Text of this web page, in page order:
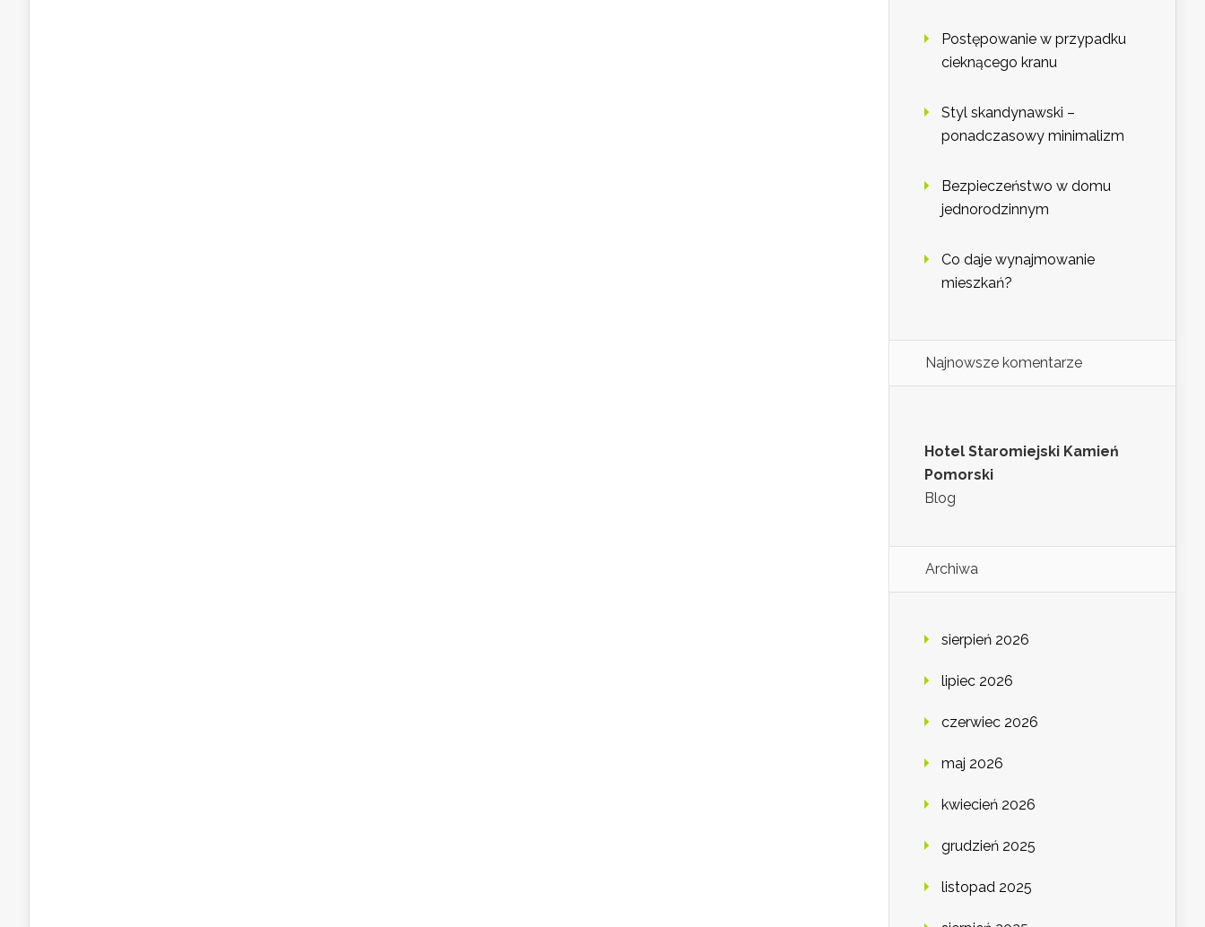
Postępowanie w przypadku
cieknącego kranu
Styl skandynawski –
ponadczasowy minimalizm
Bezpieczeństwo w domu
jednorodzinnym
Co daje wynajmowanie
mieszkań?
Najnowsze komentarze
Hotel Staromiejski Kamień
Pomorski
Blog
Archiwa
sierpień 2026
lipiec 2026
czerwiec 2026
maj 2026
kwiecień 2026
grudzień 2025
listopad 2025